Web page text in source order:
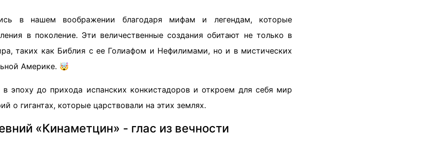
в нашем воображении благодаря мифам и легендам, которые
в поколение. Эти величественные создания обитают не только в
таких как Библия с ее Голиафом и Нефилимами, но и в мистических
Америке. 🤯
в эпоху до прихода испанских конкистадоров и откроем для себя мир
о гигантах, которые царствовали на этих землях.
«Кинаметцин» - глас из вечности